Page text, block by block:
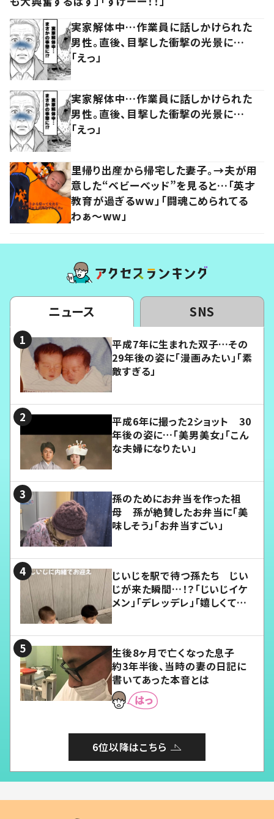
実家解体中…作業員に話しかけられた
男性。直後、目撃した衝撃の光景に…
「えっ」
実家解体中…作業員に話しかけられた
男性。直後、目撃した衝撃の光景に…
「えっ」
里帰り出産から帰宅した妻子。→夫が用
意した“ベビーベッド”を見ると…「英才
教育が過ぎるww」「闘魂こめられてる
わぁ～ww」
ニュース SNS
平成7年に生まれた双子…その
29年後の姿に「漫画みたい」「素
敵すぎる」
平成6年に撮った2ショット 30
年後の姿に…「美男美女」「こん
な夫婦になりたい」
孫のためにお弁当を作った祖
母 孫が絶賛したお弁当に「美
味しそう」「お弁当すごい」
じいじを駅で待つ孫たち じい
じが来た瞬間…！？「じいじイケ
メン」「デレッデレ」「嬉しくて可
生後8ヶ月で亡くなった息子
約3年半後、当時の妻の日記に
書いてあった本音とは
6位以降はこちら